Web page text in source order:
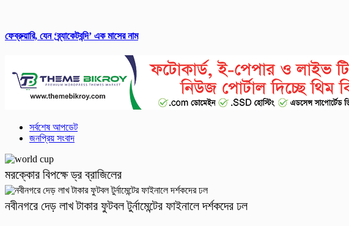
ফেব্রুয়ারি, যেন ‘ব্র্যাকেটবন্দি’ এক মাসের নাম
সর্বশেষ আপডেট
জনপ্রিয় সংবাদ
মরক্কোর বিপক্ষে ড্র ব্রাজিলের
নবীনগরে দেড় লাখ টাকার ফুটবল টুর্নামেন্টের ফাইনালে দর্শকদের ঢল